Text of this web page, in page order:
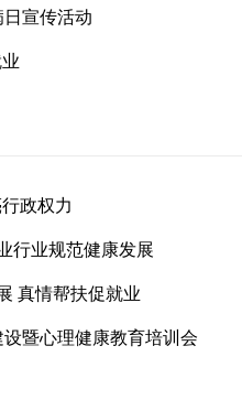
宣传活动
政权力
行业规范健康发展
真情帮扶促就业
暨心理健康教育培训会